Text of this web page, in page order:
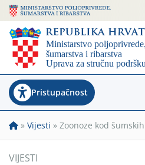
Pristupačnost
» Vijesti » Zoonoze kod
VIJESTI